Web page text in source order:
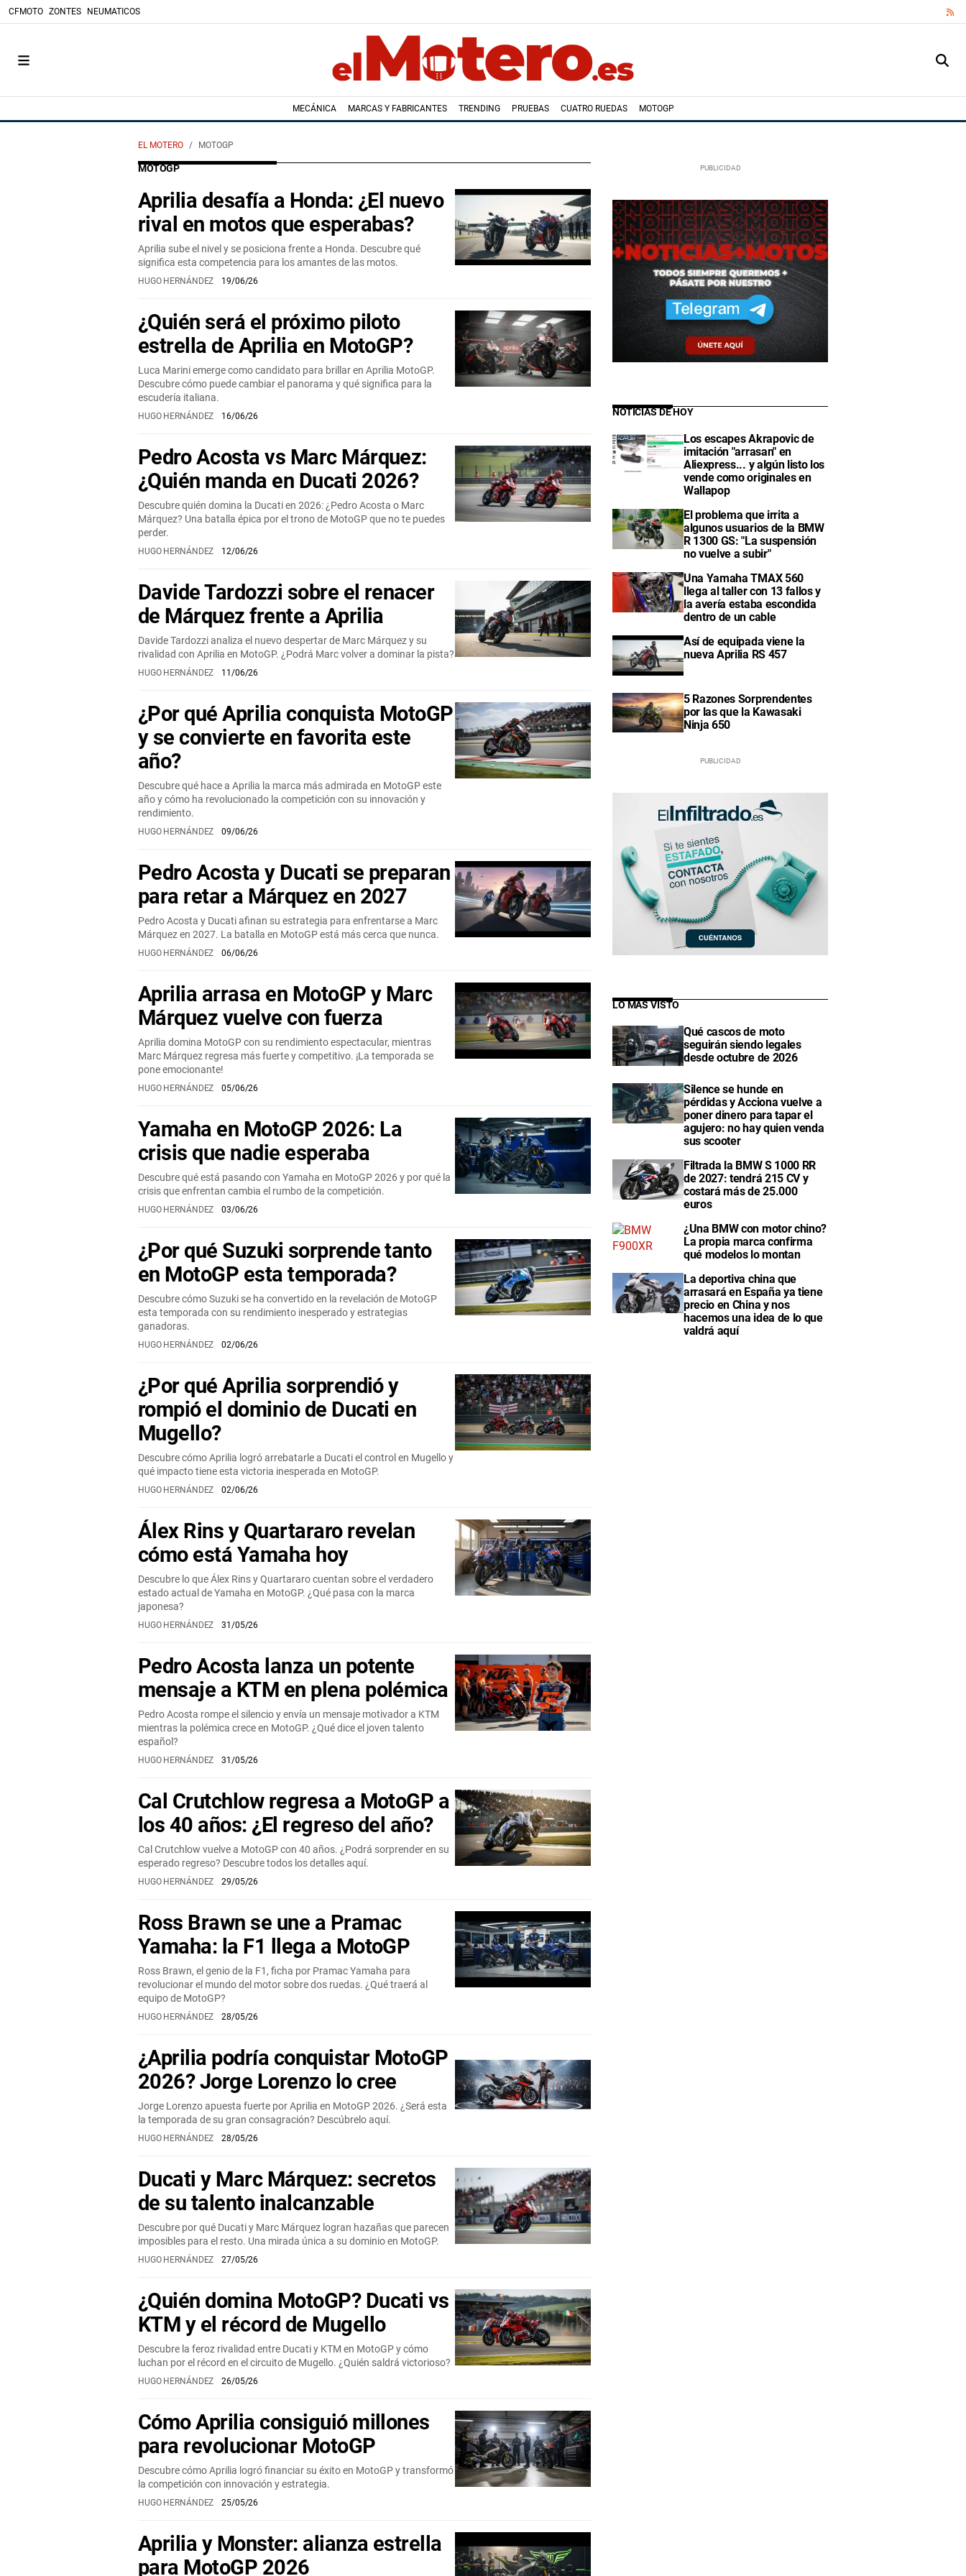
CFMOTO ZONTES NEUMATICOS
MECÁNICA MARCAS Y FABRICANTES TRENDING PRUEBAS CUATRO RUEDAS MOTOGP
EL MOTERO MOTOGP
MOTOGP
Aprilia desafía a Honda: ¿El nuevo
rival en motos que esperabas?
Aprilia sube el nivel y se posiciona frente a Honda. Descubre qué
significa esta competencia para los amantes de las motos.
HUGO HERNÁNDEZ 19/06/26
¿Quién será el próximo piloto
estrella de Aprilia en MotoGP?
Luca Marini emerge como candidato para brillar en Aprilia MotoGP.
Descubre cómo puede cambiar el panorama y qué significa para la
escudería italiana.
HUGO HERNÁNDEZ 16/06/26
Pedro Acosta vs Marc Márquez:
¿Quién manda en Ducati 2026?
Descubre quién domina la Ducati en 2026: ¿Pedro Acosta o Marc
Márquez? Una batalla épica por el trono de MotoGP que no te puedes
perder.
HUGO HERNÁNDEZ 12/06/26
Davide Tardozzi sobre el renacer
de Márquez frente a Aprilia
Davide Tardozzi analiza el nuevo despertar de Marc Márquez y su
rivalidad con Aprilia en MotoGP. ¿Podrá Marc volver a dominar la pista?
HUGO HERNÁNDEZ 11/06/26
¿Por qué Aprilia conquista MotoGP
y se convierte en favorita este
año?
Descubre qué hace a Aprilia la marca más admirada en MotoGP este
año y cómo ha revolucionado la competición con su innovación y
rendimiento.
HUGO HERNÁNDEZ 09/06/26
Pedro Acosta y Ducati se preparan
para retar a Márquez en 2027
Pedro Acosta y Ducati afinan su estrategia para enfrentarse a Marc
Márquez en 2027. La batalla en MotoGP está más cerca que nunca.
HUGO HERNÁNDEZ 06/06/26
Aprilia arrasa en MotoGP y Marc
Márquez vuelve con fuerza
Aprilia domina MotoGP con su rendimiento espectacular, mientras
Marc Márquez regresa más fuerte y competitivo. ¡La temporada se
pone emocionante!
HUGO HERNÁNDEZ 05/06/26
Yamaha en MotoGP 2026: La
crisis que nadie esperaba
Descubre qué está pasando con Yamaha en MotoGP 2026 y por qué la
crisis que enfrentan cambia el rumbo de la competición.
HUGO HERNÁNDEZ 03/06/26
¿Por qué Suzuki sorprende tanto
en MotoGP esta temporada?
Descubre cómo Suzuki se ha convertido en la revelación de MotoGP
esta temporada con su rendimiento inesperado y estrategias
ganadoras.
HUGO HERNÁNDEZ 02/06/26
¿Por qué Aprilia sorprendió y
rompió el dominio de Ducati en
Mugello?
Descubre cómo Aprilia logró arrebatarle a Ducati el control en Mugello y
qué impacto tiene esta victoria inesperada en MotoGP.
HUGO HERNÁNDEZ 02/06/26
Álex Rins y Quartararo revelan
cómo está Yamaha hoy
Descubre lo que Álex Rins y Quartararo cuentan sobre el verdadero
estado actual de Yamaha en MotoGP. ¿Qué pasa con la marca
japonesa?
HUGO HERNÁNDEZ 31/05/26
Pedro Acosta lanza un potente
mensaje a KTM en plena polémica
Pedro Acosta rompe el silencio y envía un mensaje motivador a KTM
mientras la polémica crece en MotoGP. ¿Qué dice el joven talento
español?
HUGO HERNÁNDEZ 31/05/26
Cal Crutchlow regresa a MotoGP a
los 40 años: ¿El regreso del año?
Cal Crutchlow vuelve a MotoGP con 40 años. ¿Podrá sorprender en su
esperado regreso? Descubre todos los detalles aquí.
HUGO HERNÁNDEZ 29/05/26
Ross Brawn se une a Pramac
Yamaha: la F1 llega a MotoGP
Ross Brawn, el genio de la F1, ficha por Pramac Yamaha para
revolucionar el mundo del motor sobre dos ruedas. ¿Qué traerá al
equipo de MotoGP?
HUGO HERNÁNDEZ 28/05/26
¿Aprilia podría conquistar MotoGP
2026? Jorge Lorenzo lo cree
Jorge Lorenzo apuesta fuerte por Aprilia en MotoGP 2026. ¿Será esta
la temporada de su gran consagración? Descúbrelo aquí.
HUGO HERNÁNDEZ 28/05/26
Ducati y Marc Márquez: secretos
de su talento inalcanzable
Descubre por qué Ducati y Marc Márquez logran hazañas que parecen
imposibles para el resto. Una mirada única a su dominio en MotoGP.
HUGO HERNÁNDEZ 27/05/26
¿Quién domina MotoGP? Ducati vs
KTM y el récord de Mugello
Descubre la feroz rivalidad entre Ducati y KTM en MotoGP y cómo
luchan por el récord en el circuito de Mugello. ¿Quién saldrá victorioso?
HUGO HERNÁNDEZ 26/05/26
Cómo Aprilia consiguió millones
para revolucionar MotoGP
Descubre cómo Aprilia logró financiar su éxito en MotoGP y transformó
la competición con innovación y estrategia.
HUGO HERNÁNDEZ 25/05/26
Aprilia y Monster: alianza estrella
para MotoGP 2026
NOTICIAS DE HOY
Los escapes Akrapovic de
imitación "arrasan" en
Aliexpress... y algún listo los
vende como originales en
Wallapop
El problema que irrita a
algunos usuarios de la BMW
R 1300 GS: "La suspensión
no vuelve a subir"
Una Yamaha TMAX 560
llega al taller con 13 fallos y
la avería estaba escondida
dentro de un cable
Así de equipada viene la
nueva Aprilia RS 457
5 Razones Sorprendentes
por las que la Kawasaki
Ninja 650
LO MÁS VISTO
Qué cascos de moto
seguirán siendo legales
desde octubre de 2026
Silence se hunde en
pérdidas y Acciona vuelve a
poner dinero para tapar el
agujero: no hay quien venda
sus scooter
Filtrada la BMW S 1000 RR
de 2027: tendrá 215 CV y
costará más de 25.000
euros
¿Una BMW con motor chino?
La propia marca confirma
qué modelos lo montan
La deportiva china que
arrasará en España ya tiene
precio en China y nos
hacemos una idea de lo que
valdrá aquí